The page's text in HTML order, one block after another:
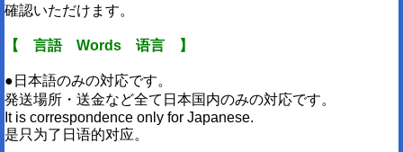
確認いただけます。
【 言語 Words 语言 】
●日本語のみの対応です。
発送場所・送金など全て日本国内のみの対応です。
It is correspondence only for Japanese.
是只为了日语的对应。